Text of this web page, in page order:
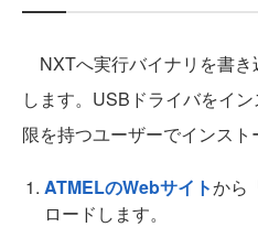
NXTへ実行バイナリを書
します。USBドライバをイ
限を持つユーザーでインスト
ATMELのWebサイトから
ロードします。